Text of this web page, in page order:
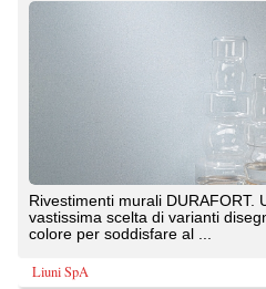
L'intonaco stampato Sirio Group è un
rivestimento adatto sia per l'esterno
che per l'interno, ...